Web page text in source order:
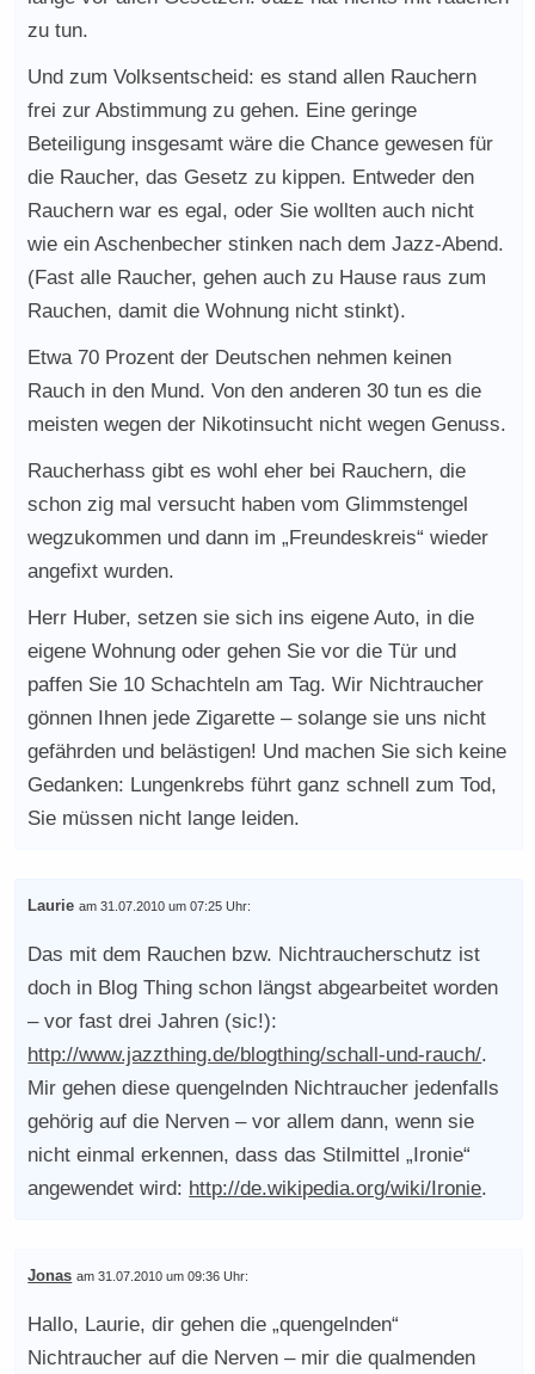
zu tun.
Und zum Volksentscheid: es stand allen Rauchern
frei zur Abstimmung zu gehen. Eine geringe
Beteiligung insgesamt wäre die Chance gewesen für
die Raucher, das Gesetz zu kippen. Entweder den
Rauchern war es egal, oder Sie wollten auch nicht
wie ein Aschenbecher stinken nach dem Jazz-Abend.
(Fast alle Raucher, gehen auch zu Hause raus zum
Rauchen, damit die Wohnung nicht stinkt).
Etwa 70 Prozent der Deutschen nehmen keinen
Rauch in den Mund. Von den anderen 30 tun es die
meisten wegen der Nikotinsucht nicht wegen Genuss.
Raucherhass gibt es wohl eher bei Rauchern, die
schon zig mal versucht haben vom Glimmstengel
wegzukommen und dann im „Freundeskreis“ wieder
angefixt wurden.
Herr Huber, setzen sie sich ins eigene Auto, in die
eigene Wohnung oder gehen Sie vor die Tür und
paffen Sie 10 Schachteln am Tag. Wir Nichtraucher
gönnen Ihnen jede Zigarette – solange sie uns nicht
gefährden und belästigen! Und machen Sie sich keine
Gedanken: Lungenkrebs führt ganz schnell zum Tod,
Sie müssen nicht lange leiden.
Laurie am 31.07.2010 um 07:25 Uhr:
Das mit dem Rauchen bzw. Nichtraucherschutz ist
doch in Blog Thing schon längst abgearbeitet worden
– vor fast drei Jahren (sic!):
http://www.jazzthing.de/blogthing/schall-und-rauch/.
Mir gehen diese quengelnden Nichtraucher jedenfalls
gehörig auf die Nerven – vor allem dann, wenn sie
nicht einmal erkennen, dass das Stilmittel „Ironie“
angewendet wird: http://de.wikipedia.org/wiki/Ironie.
Jonas am 31.07.2010 um 09:36 Uhr:
Hallo, Laurie, dir gehen die „quengelnden“
Nichtraucher auf die Nerven – mir die qualmenden